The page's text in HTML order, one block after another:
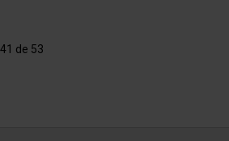
de 53